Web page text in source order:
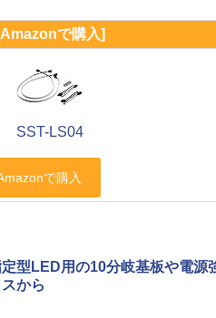
で購入]
SST-LS04
型LED用の10分岐基板や電源
から